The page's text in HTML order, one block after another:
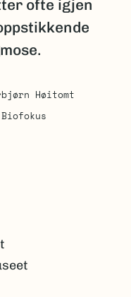
ofte igjen
Høitomt
Biofokus